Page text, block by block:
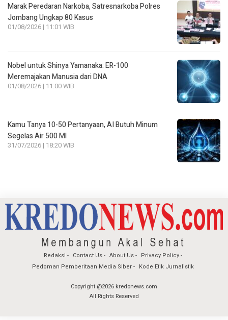
Marak Peredaran Narkoba, Satresnarkoba Polres
Jombang Ungkap 80 Kasus
01/08/2026 | 11:01 WIB
Nobel untuk Shinya Yamanaka: ER-100
Meremajakan Manusia dari DNA
01/08/2026 | 11:00 WIB
Kamu Tanya 10-50 Pertanyaan, AI Butuh Minum
Segelas Air 500 Ml
31/07/2026 | 18:20 WIB
Redaksi Contact Us About Us
Privacy Policy
Pedoman Pemberitaan Media Siber
Kode Etik Jurnalistik
Copyright @2026 kredonews.com
All Rights Reserved